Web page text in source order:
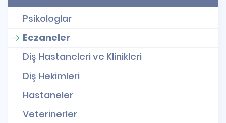
Psikologlar
Eczaneler
Diş Hastaneleri ve Klinikleri
Diş Hekimleri
Hastaneler
Veterinerler